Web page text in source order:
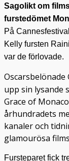
Sagolikt om
furstedömet
På
Kelly fursten
var de förlovade.
Oscarsbelönade
upp sin lysande
Grace of
århundradets
kanaler och
glamourösa
Fursteparet fick